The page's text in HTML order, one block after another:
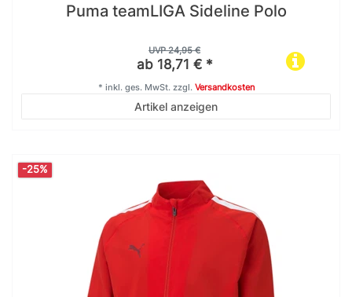
Puma teamLIGA Sideline Polo
UVP 24,95 €
ab 18,71 € *
Artikel anzeigen
* inkl. ges. MwSt.zzgl. Versandkosten
-25%